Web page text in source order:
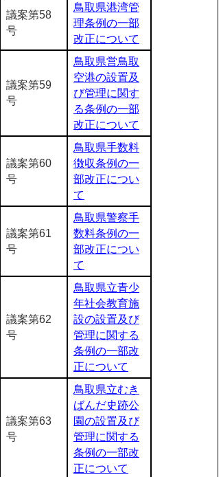
議案第58
号
鳥取県港湾管
理条例の一部
改正について
議案第59
号
鳥取県営鳥取
空港の設置及
び管理に関す
る条例の一部
改正について
議案第60
号
鳥取県手数料
徴収条例の一
部改正につい
て
議案第61
号
鳥取県警察手
数料条例の一
部改正につい
て
議案第62
号
鳥取県立青少
年社会教育施
設の設置及び
管理に関する
条例の一部改
正について
議案第63
号
鳥取県立むき
ばんだ史跡公
園の設置及び
管理に関する
条例の一部改
正について